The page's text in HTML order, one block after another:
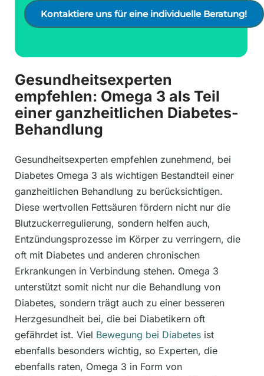
Kontaktiere uns für eine individuelle Beratung!
Gesundheitsexperten
empfehlen: Omega 3 als Teil
einer ganzheitlichen Diabetes-
Behandlung
Gesundheitsexperten empfehlen zunehmend, bei
Diabetes Omega 3 als wichtigen Bestandteil einer
ganzheitlichen Behandlung zu berücksichtigen.
Diese wertvollen Fettsäuren fördern nicht nur die
Blutzuckerregulierung, sondern helfen auch,
Entzündungsprozesse im Körper zu verringern, die
oft mit Diabetes und anderen chronischen
Erkrankungen in Verbindung stehen. Omega 3
unterstützt somit nicht nur die Behandlung von
Diabetes, sondern trägt auch zu einer besseren
Herzgesundheit bei, die bei Diabetikern oft
gefährdet ist. Viel Bewegung bei Diabetes ist
ebenfalls besonders wichtig, so Experten, die
ebenfalls raten, Omega 3 in Form von